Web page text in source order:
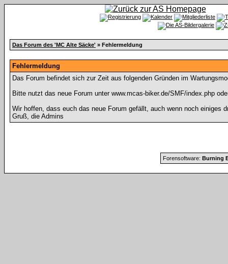
Das Forum des 'MC Alte Säcke' » Fehlermeldung
Fehlermeldung
Das Forum befindet sich zur Zeit aus folgenden Gründen im
Bitte nutzt das neue Forum unter www.mcas-biker.de/SMF/index.php
Wir hoffen, dass euch das neue Forum gefällt, auch wenn noch einiges
Gruß, die Admins
Forensoftware: Burning